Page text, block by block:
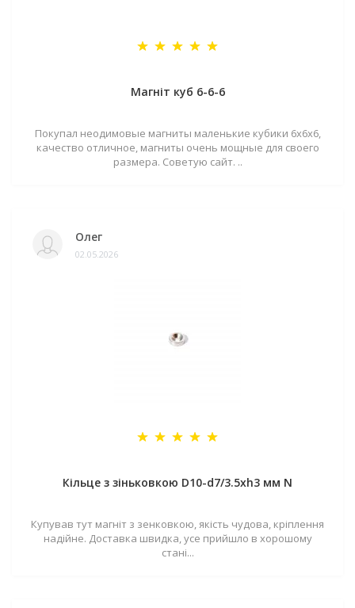
Магніт куб 6-6-6
Покупал неодимовые магниты маленькие кубики 6х6х6,
качество отличное, магниты очень мощные для своего
размера. Советую сайт. ..
Олег
02.05.2026
Кільце з зіньковкою D10-d7/3.5хh3 мм N
Купував тут магніт з зенковкою, якість чудова, кріплення
надійне. Доставка швидка, усе прийшло в хорошому
стані...